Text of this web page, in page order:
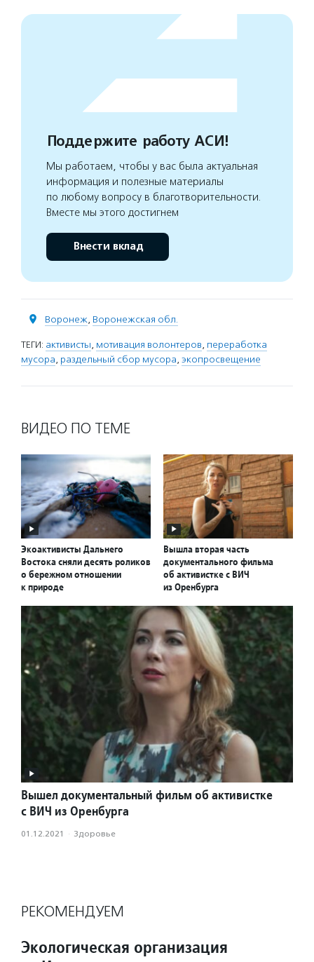
Поддержите работу АСИ!
Мы работаем, чтобы у вас была актуальная
информация и полезные материалы
по любому вопросу в благотворительности.
Вместе мы этого достигнем
Внести вклад
Воронеж, Воронежская обл.
ТЕГИ: активисты, мотивация волонтеров, переработка
мусора, раздельный сбор мусора, экопросвещение
ВИДЕО ПО ТЕМЕ
Экоактивисты Дальнего
Востока сняли десять роликов
о бережном отношении
к природе
Вышла вторая часть
документального фильма
об активистке с ВИЧ
из Оренбурга
Вышел документальный фильм об активистке
с ВИЧ из Оренбурга
01.12.2021 · Здоровье
РЕКОМЕНДУЕМ
Экологическая организация